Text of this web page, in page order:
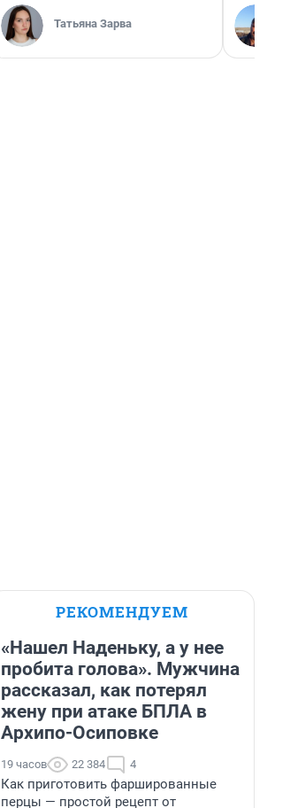
Татьяна Зарва
РЕКОМЕНДУЕМ
«Нашел Наденьку, а у нее
пробита голова». Мужчина
рассказал, как потерял
жену при атаке БПЛА в
Архипо-Осиповке
19 часов 22 384 4
Как приготовить фаршированные
перцы — простой рецепт от